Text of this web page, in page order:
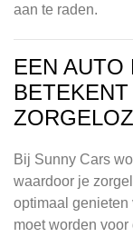
aan te raden.
EEN AUTO
Bij Sunny Cars
waardoor je
optimaal genieten
moet worden